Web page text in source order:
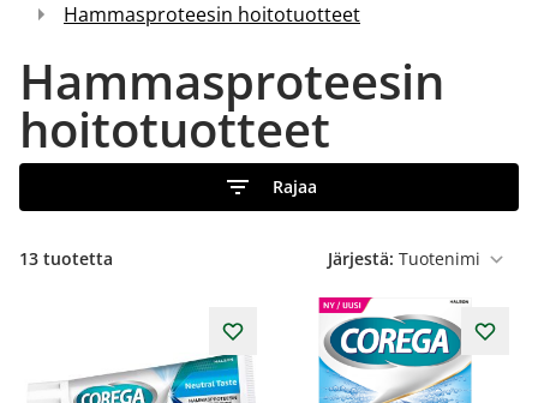
Hammasproteesin hoitotuotteet
Hammasproteesin
hoitotuotteet
Rajaa
13 tuotetta Järjestä: